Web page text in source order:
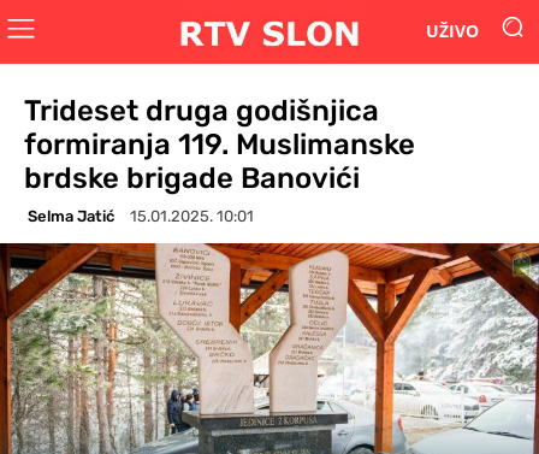
UŽIVO
Trideset druga godišnjica
formiranja 119. Muslimanske
brdske brigade Banovići
Selma Jatić 15.01.2025. 10:01